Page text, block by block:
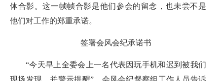
体合影。这一帧帧合影是他们参会的留念，也未尝不是
他们对工作的郑重承诺。
签署会风会纪承诺书
“今天早上全委会上一名代表因玩手机和迟到被我们
现场发现，并警示提醒”。会风会纪督察组工作人员告诉